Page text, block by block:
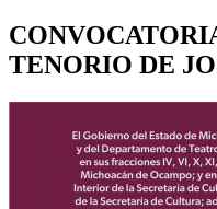
TENORIO DE